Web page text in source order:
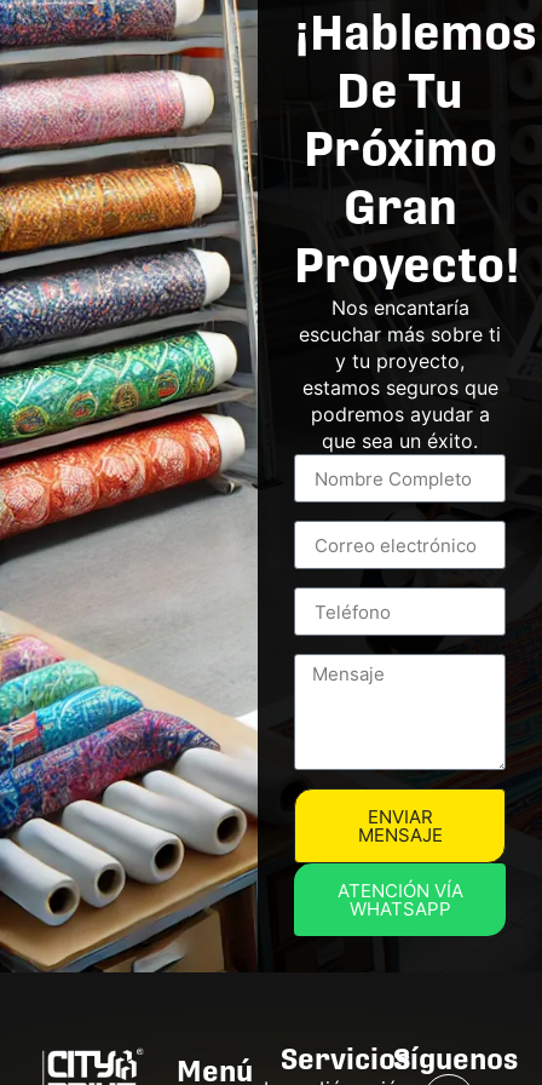
¡Hablemos
De Tu
Próximo
Gran
Proyecto!
Nos encantaría
escuchar más sobre ti
y tu proyecto,
estamos seguros que
podremos ayudar a
que sea un éxito.
ENVIAR
MENSAJE
ATENCIÓN VÍA
WHATSAPP
Menú ServiciosSíguenos